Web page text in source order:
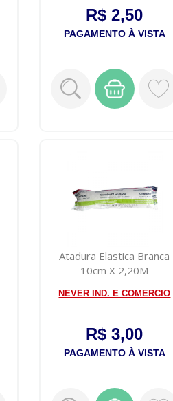
R$ 2,50
PAGAMENTO À VISTA
Atadura Elastica Branca
10cm X 2,20M
NEVER IND. E COMERCIO
R$ 3,00
PAGAMENTO À VISTA